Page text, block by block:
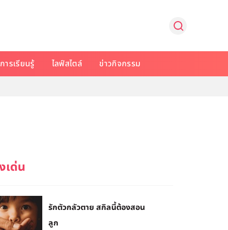
การเรียนรู้ ไลฟ์สไตล์ ข่าวกิจกรรม
รักตัวกลัวตาย สกิลนี้ต้องสอน
ลูก